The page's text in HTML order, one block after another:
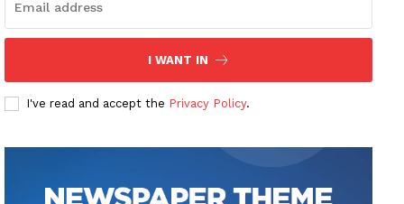
I WANT IN
I've read and accept the Privacy Policy.